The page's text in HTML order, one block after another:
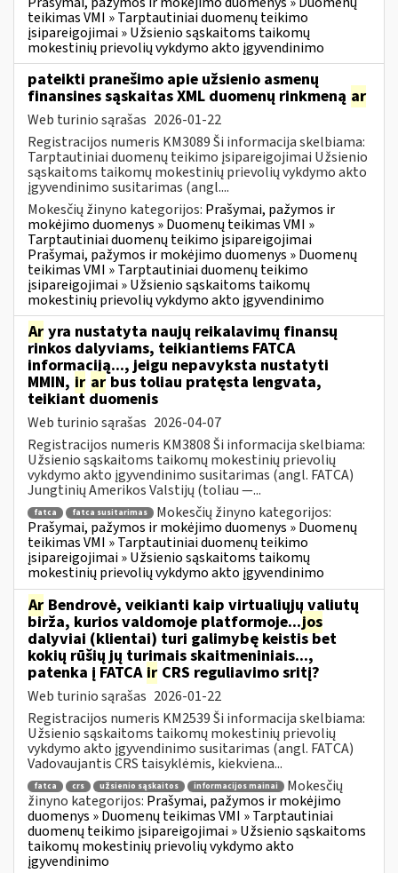
teikimas VMI » Tarptautiniai duomenų teikimo
įsipareigojimai » Užsienio sąskaitoms taikomų
mokestinių prievolių vykdymo akto įgyvendinimo
pateikti pranešimo apie užsienio asmenų
finansines sąskaitas XML duomenų rinkmeną ar
Web turinio sąrašas 2026-01-22
Registracijos numeris KM3089 Ši informacija skelbiama:
Tarptautiniai duomenų teikimo įsipareigojimai Užsienio
sąskaitoms taikomų mokestinių prievolių vykdymo akto
įgyvendinimo susitarimas (angl....
Mokesčių žinyno kategorijos: Prašymai, pažymos ir
mokėjimo duomenys » Duomenų teikimas VMI »
Tarptautiniai duomenų teikimo įsipareigojimai
Prašymai, pažymos ir mokėjimo duomenys » Duomenų
teikimas VMI » Tarptautiniai duomenų teikimo
įsipareigojimai » Užsienio sąskaitoms taikomų
mokestinių prievolių vykdymo akto įgyvendinimo
Ar yra nustatyta naujų reikalavimų finansų
rinkos dalyviams, teikiantiems FATCA
informaciją..., jeigu nepavyksta nustatyti
MMIN, ir ar bus toliau pratęsta lengvata,
teikiant duomenis
Web turinio sąrašas 2026-04-07
Registracijos numeris KM3808 Ši informacija skelbiama:
Užsienio sąskaitoms taikomų mokestinių prievolių
vykdymo akto įgyvendinimo susitarimas (angl. FATCA)
Jungtinių Amerikos Valstijų (toliau —...
fatca fatca susitarimas
Mokesčių žinyno kategorijos:
Prašymai, pažymos ir mokėjimo duomenys » Duomenų
teikimas VMI » Tarptautiniai duomenų teikimo
įsipareigojimai » Užsienio sąskaitoms taikomų
mokestinių prievolių vykdymo akto įgyvendinimo
Ar Bendrovė, veikianti kaip virtualiųjų valiutų
birža, kurios valdomoje platformoje...jos
dalyviai (klientai) turi galimybę keistis bet
kokių rūšių jų turimais skaitmeniniais...,
patenka į FATCA ir CRS reguliavimo sritį?
Web turinio sąrašas 2026-01-22
Registracijos numeris KM2539 Ši informacija skelbiama:
Užsienio sąskaitoms taikomų mokestinių prievolių
vykdymo akto įgyvendinimo susitarimas (angl. FATCA)
Vadovaujantis CRS taisyklėmis, kiekviena...
fatca crs užsienio sąskaitos informacijos mainai
Mokesčių
žinyno kategorijos: Prašymai, pažymos ir mokėjimo
duomenys » Duomenų teikimas VMI » Tarptautiniai
duomenų teikimo įsipareigojimai » Užsienio sąskaitoms
taikomų mokestinių prievolių vykdymo akto
įgyvendinimo